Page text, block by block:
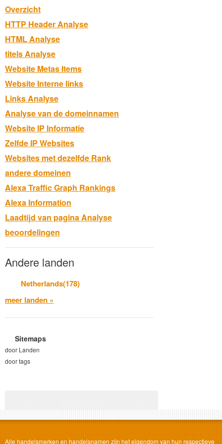
Overzicht
HTTP Header Analyse
HTML Analyse
titels Analyse
Website Metas Items
Website Interne links
Links Analyse
Analyse van de domeinnamen
Website IP Informatie
Zelfde IP Websites
Websites met dezelfde Rank
andere domeinen
Alexa Traffic Graph Rankings
Alexa Information
Laadtijd van pagina Analyse
beoordelingen
Andere landen
Netherlands(178)
meer landen »
Sitemaps
door Landen
door tags
Alle handelsmerken en handelsnamen zijn het eigendom van hun respectieve